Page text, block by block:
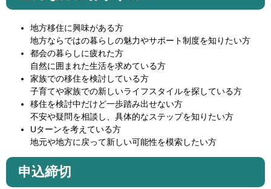
地方移住に興味がある方
地方ならではの暮らしの魅力やサポート制度を知りたい方
都会の暮らしに疲れた方
自然に囲まれた生活を求めている方
家族での移住を検討している方
子育てや家族での新しいライフスタイルを探している方
移住を検討中だけど一歩踏み出せない方
不安や疑問を相談し、具体的なステップを知りたい方
Uターンを考えている方
地元や地方に戻って新しい可能性を模索したい方
申込締切